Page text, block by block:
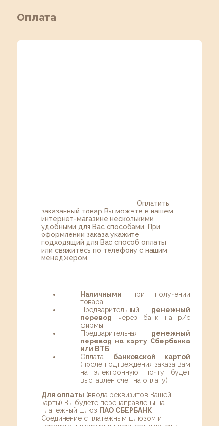
Оплата
Оплатить
заказанный товар Вы можете в нашем
интернет-магазине несколькими
удобными для Вас способами. При
оформлении заказа укажите
подходящий для Вас способ оплаты
или свяжитесь по телефону с нашим
менеджером.
Наличными при получении
товара
Предварительный денежный
перевод через банк на р/с
фирмы
Предварительная денежный
перевод на карту Сбербанка
или ВТБ
Оплата банковской картой
(после подтвеждения заказа Вам
на электронную почту будет
выставлен счет на оплату)
Для оплаты (ввода реквизитов Вашей
карты) Вы будете перенаправлены на
платежный шлюз ПАО СБЕРБАНК
Соединение с платежным шлюзом и